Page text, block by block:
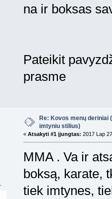
na ir boksas
Pateikit
prasme
Re: Kovos menų deriniai
imtyniu stilius)
« Atsakyti #1 įjungtas: 2017 Lap
MMA . Va ir
boksą, karate,
tiek imtynes,